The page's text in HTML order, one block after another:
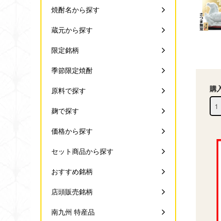
購
焼酎名から探す
蔵元から探す
限定銘柄
季節限定焼酎
原料で探す
麹で探す
価格から探す
セット商品から探す
おすすめ銘柄
店頭販売銘柄
南九州 特産品